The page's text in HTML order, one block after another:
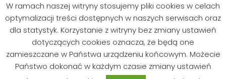
W ramach naszej witryny stosujemy pliki cookies w celach
optymalizacji treści dostępnych w naszych serwisach oraz
dla statystyk. Korzystanie z witryny bez zmiany ustawień
dotyczących cookies oznacza, że będą one
zamieszczane w Państwa urządzeniu końcowym. Możecie
Państwo dokonać w każdym czasie zmiany ustawień